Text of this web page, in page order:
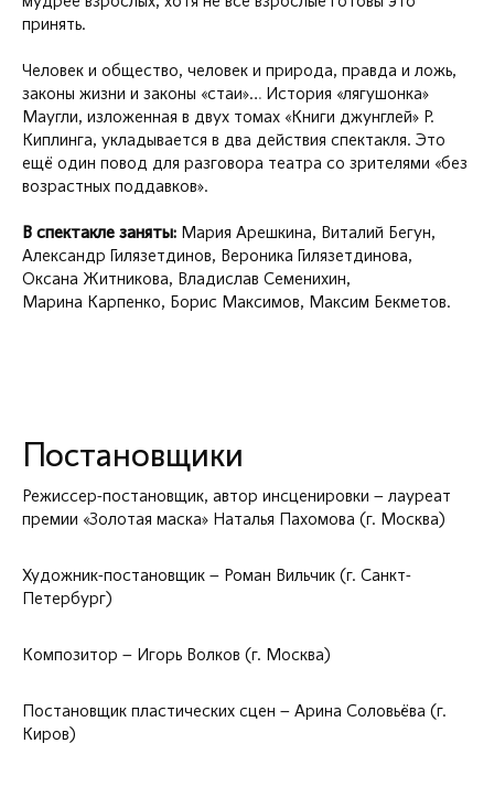
принять.
Человек и общество, человек и природа, правда и ложь,
законы жизни и законы «стаи»… История «лягушонка»
Маугли, изложенная в двух томах «Книги джунглей» Р.
Киплинга, укладывается в два действия спектакля. Это
ещё один повод для разговора театра со зрителями «без
возрастных поддавков».
В спектакле заняты: Мария Арешкина, Виталий Бегун,
Александр Гилязетдинов, Вероника Гилязетдинова,
Оксана Житникова, Владислав Семенихин,
Марина Карпенко, Борис Максимов, Максим Бекметов.
Постановщики
Режиссер-постановщик, автор инсценировки – лауреат
премии «Золотая маска» Наталья Пахомова (г. Москва)
Художник-постановщик – Роман Вильчик (г. Санкт-
Петербург)
Композитор – Игорь Волков (г. Москва)
Постановщик пластических сцен – Арина Соловьёва (г.
Киров)